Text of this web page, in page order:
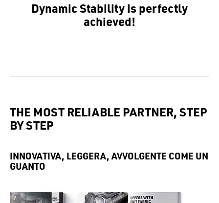
Dynamic Stability is perfectly
achieved!
THE MOST RELIABLE PARTNER, STEP
BY STEP
INNOVATIVA, LEGGERA, AVVOLGENTE COME UN
GUANTO